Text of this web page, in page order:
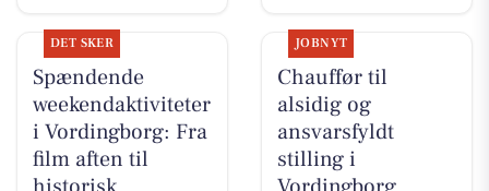
DET SKER
Spændende
weekendaktiviteter
i Vordingborg: Fra
film aften til
JOBNYT
Chauffør til
alsidig og
ansvarsfyldt
stilling i